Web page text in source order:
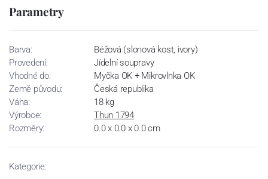
Parametry
Barva:
Béžová (slonová kost, ivory)
Provedení:
Jídelní soupravy
Vhodné do:
Myčka OK + Mikrovlnka OK
Země původu:
Česká republika
Váha:
18 kg
Výrobce:
Thun 1794
Rozměry:
0.0 x 0.0 x 0.0 cm
Kategorie: